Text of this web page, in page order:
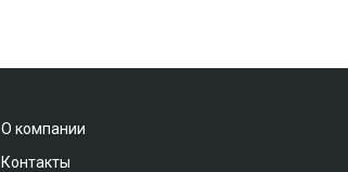
О компании
Контакты